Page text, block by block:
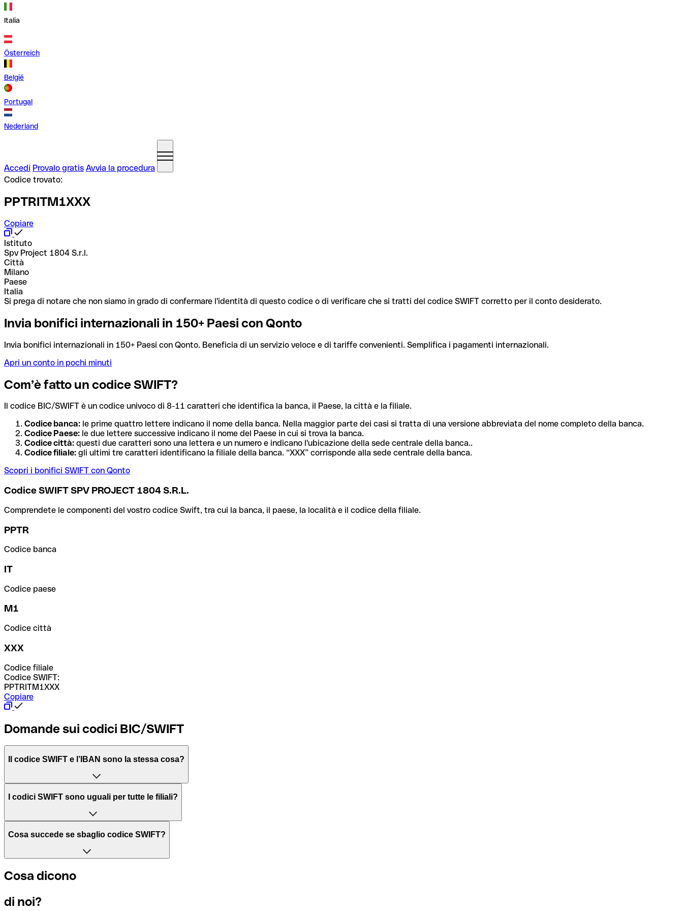
Italia
Österreich
België
Portugal
Nederland
Accedi Provalo gratis Avvia la procedura
Codice trovato:
PPTRITM1XXX
Copiare
Istituto
Spv Project 1804 S.r.l.
Città
Milano
Paese
Italia
Si prega di notare che non siamo in grado di confermare l'identità di questo codice o di verificare che si tratti del codice SWIFT corretto per il conto desiderato.
Invia bonifici internazionali in 150+ Paesi con Qonto
Invia bonifici internazionali in 150+ Paesi con Qonto. Beneficia di un servizio veloce e di tariffe convenienti. Semplifica i pagamenti internazionali.
Apri un conto in pochi minuti
Com’è fatto un codice SWIFT?
Il codice BIC/SWIFT è un codice univoco di 8-11 caratteri che identifica la banca, il Paese, la città e la filiale.
Codice banca: le prime quattro lettere indicano il nome della banca. Nella maggior parte dei casi si tratta di una versione abbreviata del nome completo della banca.
Codice Paese: le due lettere successive indicano il nome del Paese in cui si trova la banca.
Codice città: questi due caratteri sono una lettera e un numero e indicano l'ubicazione della sede centrale della banca..
Codice filiale: gli ultimi tre caratteri identificano la filiale della banca. “XXX” corrisponde alla sede centrale della banca.
Scopri i bonifici SWIFT con Qonto
Codice SWIFT SPV PROJECT 1804 S.R.L.
Comprendete le componenti del vostro codice Swift, tra cui la banca, il paese, la località e il codice della filiale.
PPTR
Codice banca
IT
Codice paese
M1
Codice città
XXX
Codice filiale
Codice SWIFT:
PPTRITM1XXX
Copiare
Domande sui codici BIC/SWIFT
Il codice SWIFT e l’IBAN sono la stessa cosa?
L'acronimo SWIFT sta per “Society for Worldwide Interbank Financial Telecommunication”, una rete globale per l’elaborazione dei pagamenti tra diversi Paesi.
Il BIC, invece, sta per “Bank Identifier Code” ed è una sequenza di caratteri necessaria per indirizzare un bonifico internazionale.
I codici SWIFT sono uguali per tutte le filiali?
Dipende dalle banche. In alcuni casi le banche utilizzano lo stesso codice SWIFT per filiali diverse. In altri casi, le banche preferiscono avere un codice SWIFT dedicato per ogni
Per sapere a quale filiale fa riferimento un codice SWIFT, è necessario controllare le ultime cifre. Se il codice termina con XXX, significa che è il codice SWIFT della sede centrale.
Cosa succede se sbaglio codice SWIFT?
Se per caso invii un pagamento a un codice SWIFT esistente ma sbagliato, la banca ricevente deve segnalare che non gestisce il conto del destinatario e stornare il pagamento.
Se ti accorgi di aver usato un codice SWIFT sbagliato, contatta immediatamente la tua banca e chiedi di annullare la transazione.
Cosa dicono
di noi?